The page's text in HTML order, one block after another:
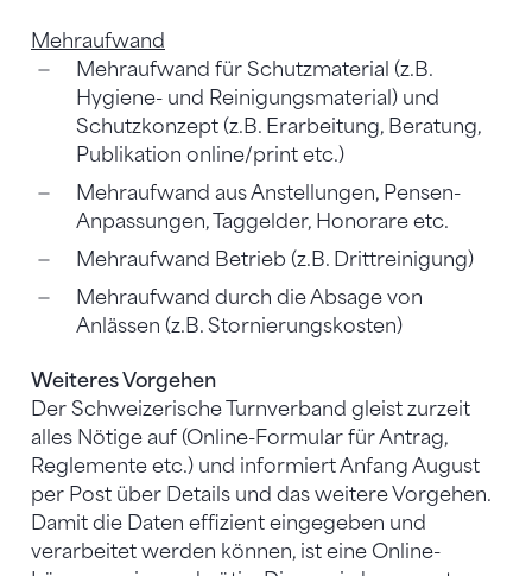
Mehraufwand
Mehraufwand für Schutzmaterial (z.B.
Hygiene- und Reinigungsmaterial) und
Schutzkonzept (z.B. Erarbeitung, Beratung,
Publikation online/print etc.)
Mehraufwand aus Anstellungen, Pensen-
Anpassungen, Taggelder, Honorare etc.
Mehraufwand Betrieb (z.B. Drittreinigung)
Mehraufwand durch die Absage von
Anlässen (z.B. Stornierungskosten)
Weiteres Vorgehen
Der Schweizerische Turnverband gleist zurzeit
alles Nötige auf (Online-Formular für Antrag,
Reglemente etc.) und informiert Anfang August
per Post über Details und das weitere Vorgehen.
Damit die Daten effizient eingegeben und
verarbeitet werden können, ist eine Online-